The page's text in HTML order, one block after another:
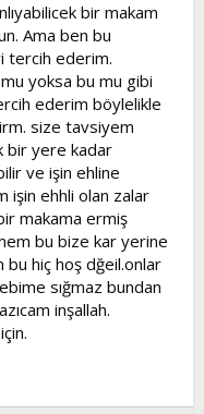
bir makam
Ama ben bu
tercih ederim.
yoksa bu mu gibi
ederim böylelikle
size tavsiyem
bir yere kadar
ve işin ehline
işin ehhli olan zalar
makama ermiş
bu bize kar yerine
bu hiç hoş dğeil.onlar
sığmaz bundan
inşallah.